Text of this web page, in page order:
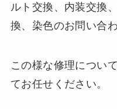
ルト交換、内装交換
換、染色のお問い合
この様な修理につい
てお任せください。